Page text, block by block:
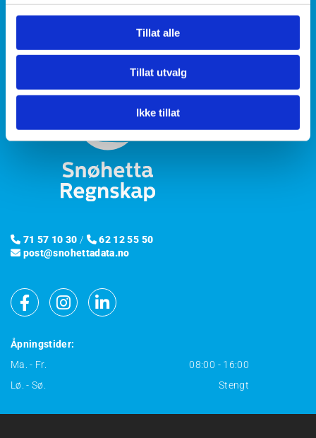
Tillat alle
Tillat utvalg
Ikke tillat
Avdeling Gudbrandsdalen:
 71 57 10 30 /  62 12 55 50
 post@snohettadata.no
Åpningstider:
Ma. - Fr.
08:00 - 16:00
Lø. - Sø.
Stengt